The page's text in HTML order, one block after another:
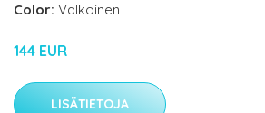
Color: Valkoinen
144 EUR
LISÄTIETOJA